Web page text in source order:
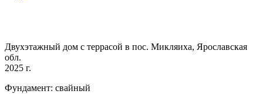
Двухэтажный дом с террасой в пос. Микляиха, Ярославская
обл.
2025 г.
Фундамент: свайный